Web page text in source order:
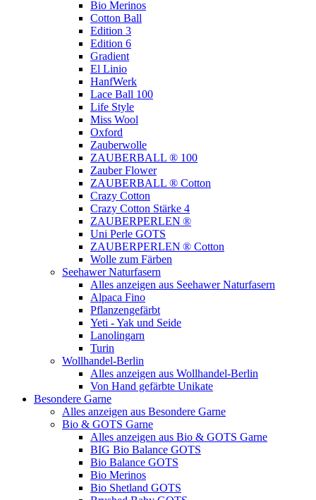
Bio Merinos
Cotton Ball
Edition 3
Edition 6
Gradient
El Linio
HanfWerk
Lace Ball 100
Life Style
Miss Wool
Oxford
Zauberwolle
ZAUBERBALL ® 100
Zauber Flower
ZAUBERBALL ® Cotton
Crazy Cotton
Crazy Cotton Stärke 4
ZAUBERPERLEN ®
Uni Perle GOTS
ZAUBERPERLEN ® Cotton
Wolle zum Färben
Seehawer Naturfasern
Alles anzeigen aus Seehawer Naturfasern
Alpaca Fino
Pflanzengefärbt
Yeti - Yak und Seide
Lanolingarn
Turin
Wollhandel-Berlin
Alles anzeigen aus Wollhandel-Berlin
Von Hand gefärbte Unikate
Besondere Garne
Alles anzeigen aus Besondere Garne
Bio & GOTS Garne
Alles anzeigen aus Bio & GOTS Garne
BIG Bio Balance GOTS
Bio Balance GOTS
Bio Merinos
Bio Shetland GOTS